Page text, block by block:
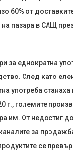
60% от
пазара в САЩ
за еднократна
След като
употреба
г., големите
им. От недостиг
за
се